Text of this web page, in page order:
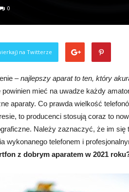
0
na Twitterze
–najlepszy aparat to ten, który
mieć na uwadze każdy
aparaty. Co prawda wielkość
to producenci stosują coraz to
Należy zaznaczyć, że im się
wykonanego telefonem i
z dobrym aparatem w 2021